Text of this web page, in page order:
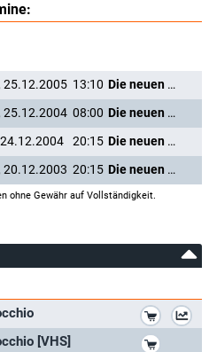
25.12.2005 13:10
Die neuen Abenteuer des Pinocchio
25.12.2004 08:00
Die neuen Abenteuer des Pinocchio
24.12.2004 20:15
Die neuen Abenteuer des Pinocchio
20.12.2003 20:15 Die neuen Abenteuer des Pinocchio
ohne Gewähr auf Vollständigkeit.
[VHS]